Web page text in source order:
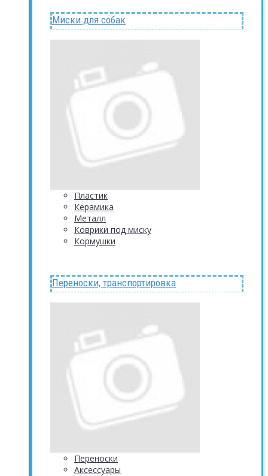
Миски для собак
Пластик
Керамика
Металл
Коврики под миску
Кормушки
Переноски, транспортировка
Переноски
Аксессуары